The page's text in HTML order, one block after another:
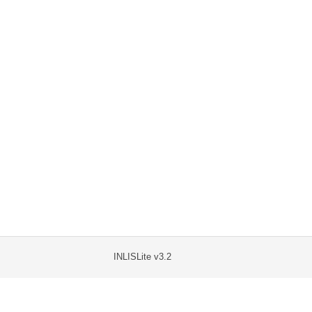
INLISLite v3.2